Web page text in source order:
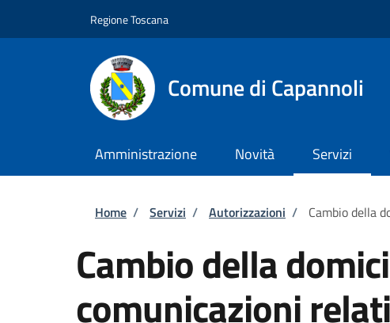
Regione Toscana
Comune di Capannoli
Amministrazione Novità Servizi
Briciole di pane
Home / Servizi / Autorizzazioni / Cambio della
Cambio della
comunicazioni